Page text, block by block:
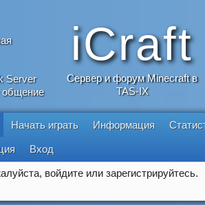
Server
общение
iCraft
Сервер и форум Minecraft в
TAS-IX
Начать играть Информация
Вход
войдите или зарегистрируйтесь.